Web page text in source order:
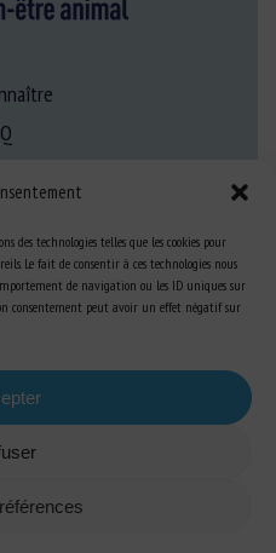
des technologies telles que les cookies pour
Le fait de consentir à ces technologies nous
de navigation ou les ID uniques sur
consentement peut avoir un effet négatif sur
le BEA
au BEA
actualités